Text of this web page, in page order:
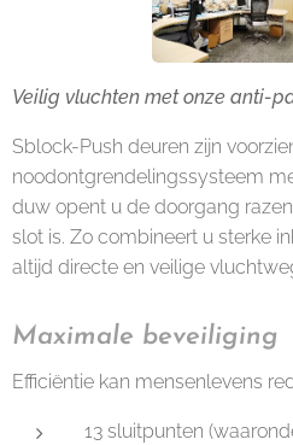
Veilig vluchten met onze anti-
Sblock-Push deuren zijn
noodontgrendelingssysteem
duw opent u de doorgang
slot is. Zo combineert u sterke
altijd directe en veilige
Maximale beveiliging
Efficiëntie kan mensenlevens
13 sluitpunten